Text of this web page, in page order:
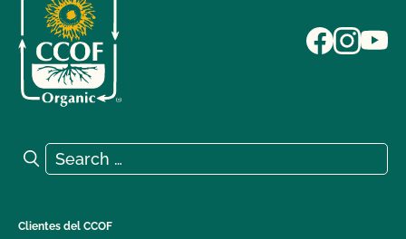
Search for:
Search
Clientes del CCOF